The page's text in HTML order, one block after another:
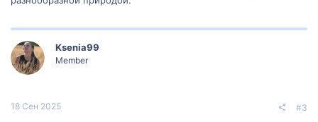
Ksenia99
Member
18 Сен 2025 #3